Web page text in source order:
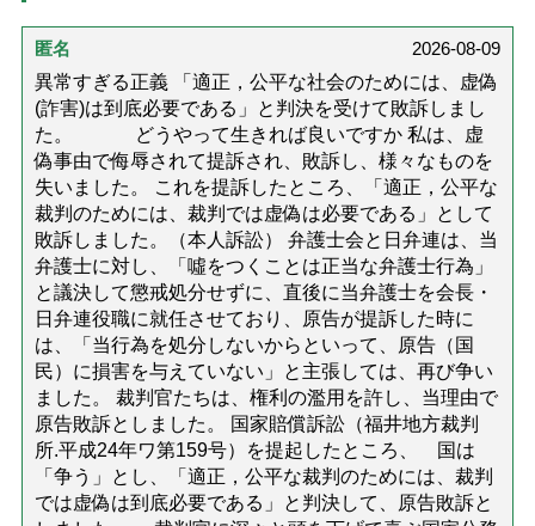
匿名
2026-08-09
異常すぎる正義 「適正，公平な社会のためには、虚偽
(詐害)は到底必要である」と判決を受けて敗訴しまし
た。 どうやって生きれば良いですか 私は、虚
偽事由で侮辱されて提訴され、敗訴し、様々なものを
失いました。 これを提訴したところ、「適正，公平な
裁判のためには、裁判では虚偽は必要である」として
敗訴しました。（本人訴訟） 弁護士会と日弁連は、当
弁護士に対し、「噓をつくことは正当な弁護士行為」
と議決して懲戒処分せずに、直後に当弁護士を会長・
日弁連役職に就任させており、原告が提訴した時に
は、「当行為を処分しないからといって、原告（国
民）に損害を与えていない」と主張しては、再び争い
ました。 裁判官たちは、権利の濫用を許し、当理由で
原告敗訴としました。 国家賠償訴訟（福井地方裁判
所.平成24年ワ第159号）を提起したところ、 国は
「争う」とし、「適正，公平な裁判のためには、裁判
では虚偽は到底必要である」と判決して、原告敗訴と